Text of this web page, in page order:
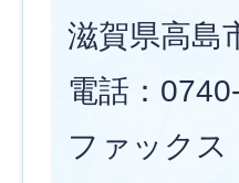
滋賀県高島
電話：
ファックス